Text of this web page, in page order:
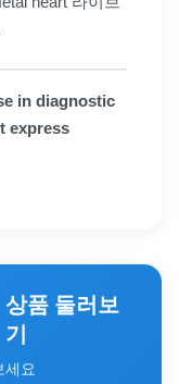
in diagnostic
express
상품 둘러보
기
세요